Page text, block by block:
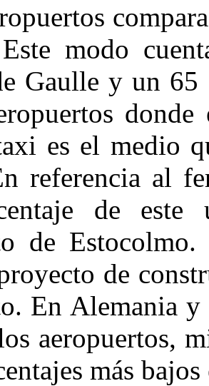
modo
Gaulle y un
es el medio
referencia al
de
de
de
En Alemania
aeropuertos,
más